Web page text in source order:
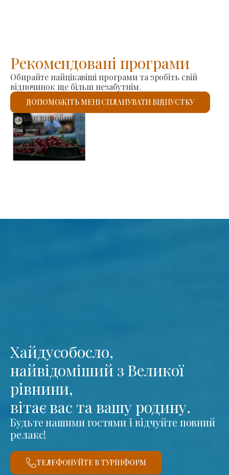
Рекомендовані програми
Обирайте найцікавіші програми та зробіть свій
відпочинок ще більш незабутнім.
ДОПОМОЖІТЬ МЕНІ СПЛАНУВАТИ ВІДПУСТКУ
Римо-католицький костел Святого Ласло
Детальніше
Хайдусобосло,
найвідоміший з Великої
рівнини,
вітає вас та вашу родину.
Будьте нашими гостями і відчуйте повний
релакс!
ТЕЛЕФОНУЙТЕ В ТУРІНФОРМ